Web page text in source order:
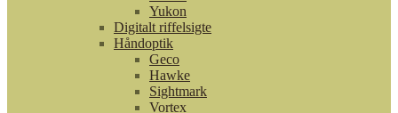
Yukon
Digitalt riffelsigte
Håndoptik
Geco
Hawke
Sightmark
Vortex